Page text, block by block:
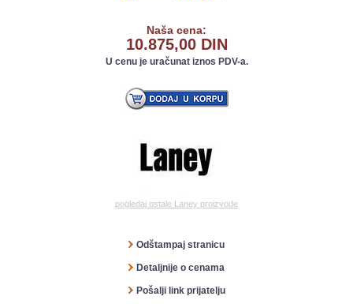
Naša cena:
10.875,00 DIN
U cenu je uračunat iznos PDV-a.
pogledaj ostale Laney proizvode
Odštampaj stranicu
Detaljnije o cenama
Pošalji link prijatelju